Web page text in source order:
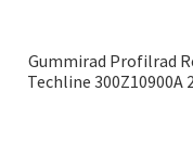
Gummirad Profilrad
Techline 300Z10900A